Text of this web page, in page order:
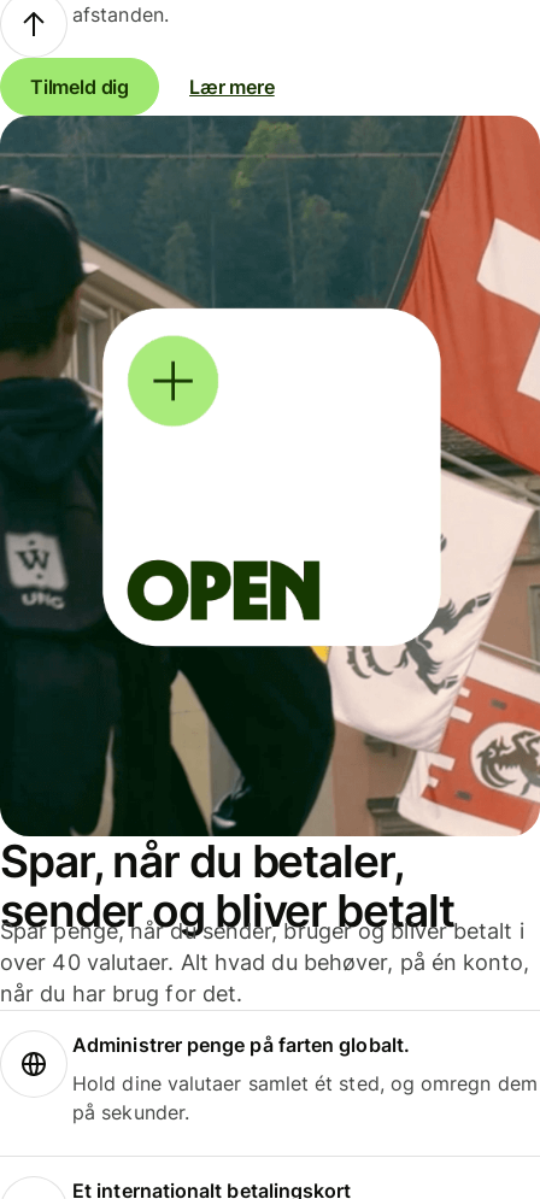
afstanden.
Tilmeld dig Lær mere
Spar, når du betaler,
sender og bliver betalt
Spar penge, når du sender, bruger og bliver betalt i
over 40 valutaer. Alt hvad du behøver, på én konto,
når du har brug for det.
Administrer penge på farten globalt.
Hold dine valutaer samlet ét sted, og omregn dem
på sekunder.
Et internationalt betalingskort